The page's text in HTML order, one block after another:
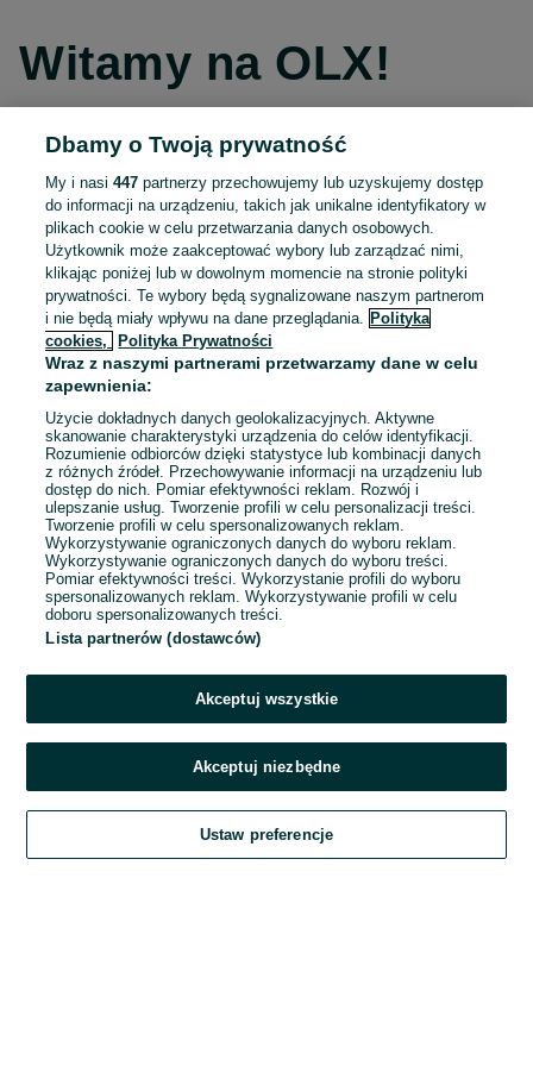
Witamy na OLX!
Kontynuuj przez Facebooka
Kontynuuj przez konto Apple
Kontynuuj przez konto Google
LUB
E-mail
Hasło
Zaloguj się
Kontynuując za pośrednictwem jednego z dostawców wskazanych powyżej,
OLX.pl w jego aktualnym brzmieniu.
Dbamy o Twoją prywatność
My i nasi447 partnerzy przechowujemy lub uzyskujemy dostęp
do informacji na urządzeniu, takich jak unikalne identyfikatory w
plikach cookie w celu przetwarzania danych osobowych.
Użytkownik może zaakceptować wybory lub zarządzać nimi,
klikając poniżej lub w dowolnym momencie na stronie polityki
prywatności. Te wybory będą sygnalizowane naszym partnerom
i nie będą miały wpływu na dane przeglądania.
Polityka
cookies,
Polityka Prywatności
Wraz z naszymi partnerami przetwarzamy dane w celu
zapewnienia:
Użycie dokładnych danych geolokalizacyjnych. Aktywne
skanowanie charakterystyki urządzenia do celów identyfikacji.
Rozumienie odbiorców dzięki statystyce lub kombinacji danych
z różnych źródeł. Przechowywanie informacji na urządzeniu lub
dostęp do nich. Pomiar efektywności reklam. Rozwój i
ulepszanie usług. Tworzenie profili w celu personalizacji treści.
Tworzenie profili w celu spersonalizowanych reklam.
Wykorzystywanie ograniczonych danych do wyboru reklam.
Wykorzystywanie ograniczonych danych do wyboru treści.
Pomiar efektywności treści. Wykorzystanie profili do wyboru
spersonalizowanych reklam. Wykorzystywanie profili w celu
doboru spersonalizowanych treści.
Lista partnerów (dostawców)
Akceptuj wszystkie
Akceptuj niezbędne
Ustaw preferencje